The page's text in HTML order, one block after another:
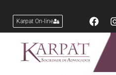
Karpat On-line